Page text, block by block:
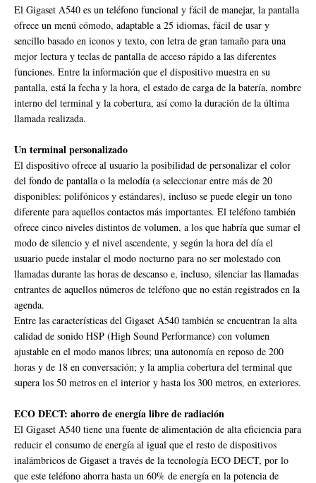
El Gigaset A540 es un teléfono funcional y fácil de manejar, la pantalla
ofrece un menú cómodo, adaptable a 25 idiomas, fácil de usar y
sencillo basado en iconos y texto, con letra de gran tamaño para una
mejor lectura y teclas de pantalla de acceso rápido a las diferentes
funciones. Entre la información que el dispositivo muestra en su
pantalla, está la fecha y la hora, el estado de carga de la batería, nombre
interno del terminal y la cobertura, así como la duración de la última
llamada realizada.
Un terminal personalizado
El dispositivo ofrece al usuario la posibilidad de personalizar el color
del fondo de pantalla o la melodía (a seleccionar entre más de 20
disponibles: polifónicos y estándares), incluso se puede elegir un tono
diferente para aquellos contactos más importantes. El teléfono también
ofrece cinco niveles distintos de volumen, a los que habría que sumar el
modo de silencio y el nivel ascendente, y según la hora del día el
usuario puede instalar el modo nocturno para no ser molestado con
llamadas durante las horas de descanso e, incluso, silenciar las llamadas
entrantes de aquellos números de teléfono que no están registrados en la
agenda.
Entre las características del Gigaset A540 también se encuentran la alta
calidad de sonido HSP (High Sound Performance) con volumen
ajustable en el modo manos libres; una autonomía en reposo de 200
horas y de 18 en conversación; y la amplia cobertura del terminal que
supera los 50 metros en el interior y hasta los 300 metros, en exteriores.
ECO DECT: ahorro de energía libre de radiación
El Gigaset A540 tiene una fuente de alimentación de alta eficiencia para
reducir el consumo de energía al igual que el resto de dispositivos
inalámbricos de Gigaset a través de la tecnología ECO DECT, por lo
que este teléfono ahorra hasta un 60% de energía en la potencia de